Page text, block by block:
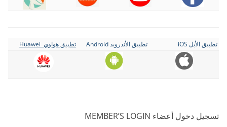
تطبيق الأبل iOS تطبيق الأندرويد Android تطبيق هواوي Huawei
تسجيل دخول أعضاء MEMBER’S LOGIN